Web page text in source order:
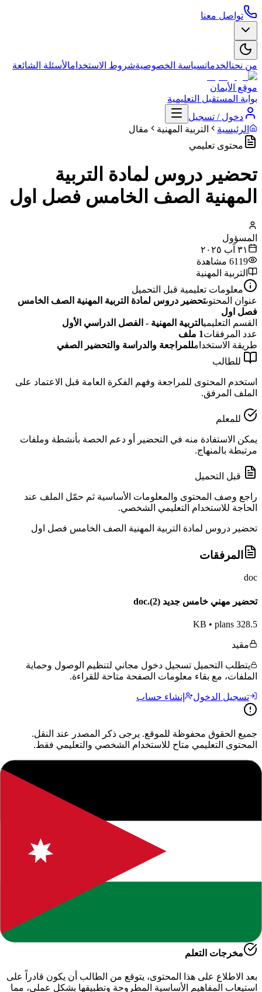
تواصل معنا
من نحنالخدماتسياسة الخصوصيةشروط الاستخدامالأسئلة الشائعة
موقع الأيمان
بوابة المستقبل التعليمية
دخول / تسجيل
الرئيسية
التربية المهنية
مقال
محتوى تعليمي
تحضير دروس لمادة التربية
المهنية الصف الخامس فصل اول
المسؤول
٣١ آب ٢٠٢٥
6119 مشاهدة
التربية المهنية
معلومات تعليمية قبل التحميل
عنوان المحتوىتحضير دروس لمادة التربية المهنية الصف الخامس
فصل اول
القسم التعليميالتربية المهنية - الفصل الدراسي الأول
عدد المرفقات1 ملف
طريقة الاستخدامللمراجعة والدراسة والتحضير الصفي
للطالب
استخدم المحتوى للمراجعة وفهم الفكرة العامة قبل الاعتماد على
الملف المرفق.
للمعلم
يمكن الاستفادة منه في التحضير أو دعم الحصة بأنشطة وملفات
مرتبطة بالمنهاج.
قبل التحميل
راجع وصف المحتوى والمعلومات الأساسية ثم حمّل الملف عند
الحاجة للاستخدام التعليمي الشخصي.
تحضير دروس لمادة التربية المهنية الصف الخامس فصل اول
المرفقات
doc
تحضير مهني خامس جديد (2).doc
328.5 KB
• plans
مقيد
يتطلب التحميل تسجيل دخول مجاني لتنظيم الوصول وحماية
الملفات، مع بقاء معلومات الصفحة متاحة للقراءة.
تسجيل الدخول إنشاء حساب
جميع الحقوق محفوظة للموقع. يرجى ذكر المصدر عند النقل.
المحتوى التعليمي متاح للاستخدام الشخصي والتعليمي فقط.
يقدم لكم موقعنا هذا المحتوى المتميز بعنوان"
التربية المهنية الصف الخامس فصل اول
المهنية - الفصل الدراسي الأول، وهو جزء من الموارد التعليمية
الشاملة التي نوفرها للطلاب والمعلمين للعام الدراسي
2026-2027
الدراسية
إعداده بعناية ليتوافق مع المناهج الدراسية الحديثة وتلبية احتياجات
مخرجات التعلم
بعد الاطلاع على هذا المحتوى، يتوقع من الطالب أن يكون قادراً على
استيعاب المفاهيم الأساسية المطروحة وتطبيقها بشكل عملي، مما